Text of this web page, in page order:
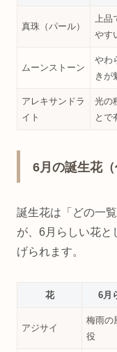
真珠（パール）
上品
やす
ムーンストーン
やわ
きが
アレキサンドラ
イト
光の
とで
6月の誕生花（
誕生花は「どの一
が、6月らしい花と
げられます。
花 6月
アジサイ
梅雨の
役